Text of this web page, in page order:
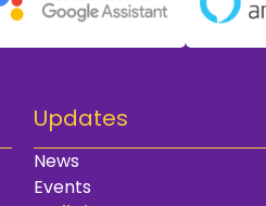
Updates
News
Events